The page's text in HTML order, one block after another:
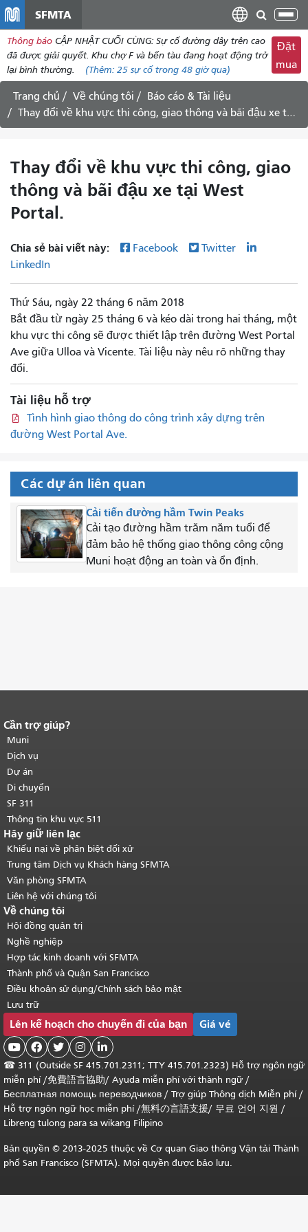
dung
SFMTA
đổi
Thông báo CẬP NHẬT CUỐI CÙNG: Sự cố đường dây trên cao
đã được giải quyết. Khu chợ F và bến tàu đang hoạt động trở
lại bình thường.
(Thêm: 25 sự cốtrong 48 giờ qua)
Đặt
mua
Trang chủ Về chúng tôi
Báo cáo & Tài liệu
Thay đổi về khu vực thi công, giao thông và bãi đậu xe tại West Portal.
Thay đổi về khu vực thi công, giao
thông và bãi đậu xe tại West
Portal.
Chia sẻ bài viết này: Facebook
Twitter
LinkedIn
Thứ Sáu, ngày 22 tháng 6 năm 2018
Bắt đầu từ ngày 25 tháng 6 và kéo dài trong hai tháng, một
khu vực thi công sẽ được thiết lập trên đường West Portal
Ave giữa Ulloa và Vicente. Tài liệu này nêu rõ những thay
đổi.
Tài liệu hỗ trợ
Tình hình giao thông do công trình xây dựng trên
đường West Portal Ave.
Các dự án liên quan
Cải tiến đường hầm Twin Peaks
Cải tạo đường hầm trăm năm tuổi để
đảm bảo hệ thống giao thông công cộng
Muni hoạt động an toàn và ổn định.
Kết thúc nội dung trang.
của trang này được lặp lại trên mọi
trang.Quay lại đầu trang nội dung
chính.
Cần trợ giúp?
Muni
Dịch vụ
Dự án
Di chuyển
SF 311
Thông tin khu vực 511
Hãy giữ liên lạc
Khiếu nại về phân biệt đối xử
Trung tâm Dịch vụ Khách hàng SFMTA
Văn phòng SFMTA
Liên hệ với chúng tôi
Về chúng tôi
Hội đồng quản trị
Nghề nghiệp
Hợp tác kinh doanh với SFMTA
Thành phố và Quận San Francisco
Điều khoản sử dụng/Chính sách bảo mật
Lưu trữ
Lên kế hoạch cho chuyến đi của bạn Giá vé
    
☎ 311 (Outside SF 415.701.2311; TTY 415.701.2323) Hỗ trợ ngôn ngữ
miễn phí /免費語言協助/ Ayuda miễn phí với thành ngữ /
Бесплатная помощь переводчиков / Trợ giúp Thông dịch Miễn phí/
Hỗ trợ ngôn ngữ học miễn phí/無料の言語支援/ 무료 언어 지원 /
Libreng tulong para sa wikang Filipino
Bản quyền © 2013-2025 thuộc về Cơ quan Giao thông Vận tải Thành
phố San Francisco (SFMTA). Mọi quyền được bảo lưu.